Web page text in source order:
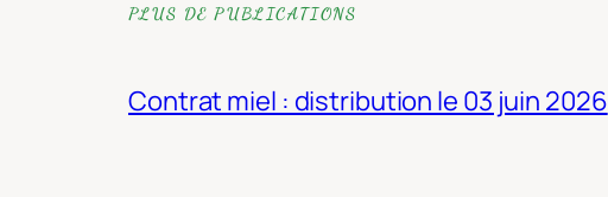
PLUS DE PUBLICATIONS
Contrat miel : distribution le 03 juin 2026